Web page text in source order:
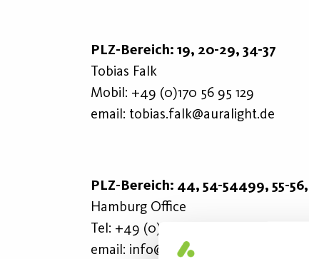
PLZ-Bereich: 19, 20-29, 34-37
Tobias Falk
Mobil: +49 (0)170 56 95 129
email: tobias.falk@auralight.de
PLZ-Bereich: 44, 54-54499, 55-
Hamburg Office
Tel: +49 (0)40 - 75 66 34 - 0
email: info@auralight.de